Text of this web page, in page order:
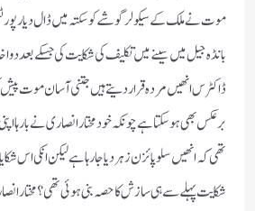
موت نے ملک کے سیکولر گوشے کو سکتہ میں ڈال دیا
بانڈہ جیل میں سینے میں تکلیف کی شکایت کی جسکے بعد
ڈاکٹرس انھیں مردہ قرار دیتے ہیں جتنی آسان موت پیش
برعکس بھی ہوسکتا ہے چونکہ خود مختار انصاری نے بارہا
تھی کہ انھیں سلو پائزن زہر دیا جارہا ہے لیکن انکی اس
شکایت پہلے سے ہی سازش کا حصہ بنی ہوئی تھی؟ مختار